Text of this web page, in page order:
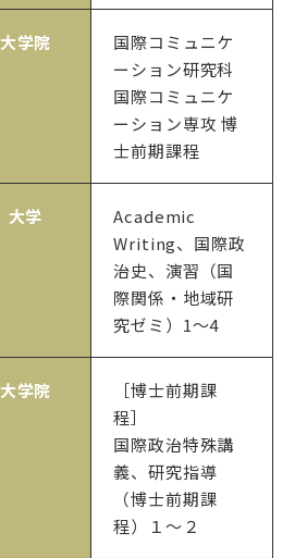
大学院
国際コミュニケ
ーション研究科
国際コミュニケ
ーション専攻 博
士前期課程
大学
Academic
Writing、国際政
治史、演習（国
際関係・地域研
究ゼミ）1～4
大学院
［博士前期課
程］
国際政治特殊講
義、研究指導
（博士前期課
程）１～２